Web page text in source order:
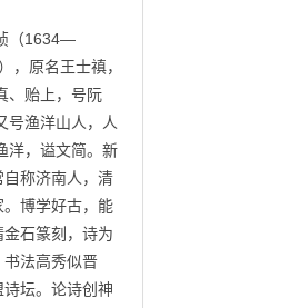
（1634—
，原名王士禛，
、贻上，号阮
号渔洋山人，人
洋，谥文简。新
称济南人，清
博学好古，能
石篆刻，诗为
法高秀似晋
坛。论诗创神